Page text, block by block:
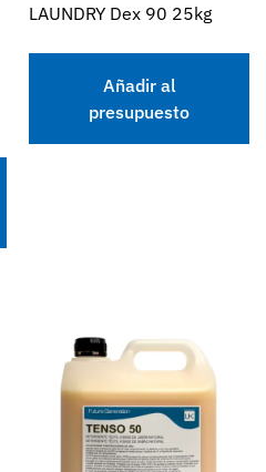
LAUNDRY Dex 90 25kg
Añadir al
presupuesto